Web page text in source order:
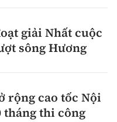
giải Nhất cuộc
sông Hương
rộng cao tốc Nội
tháng thi công